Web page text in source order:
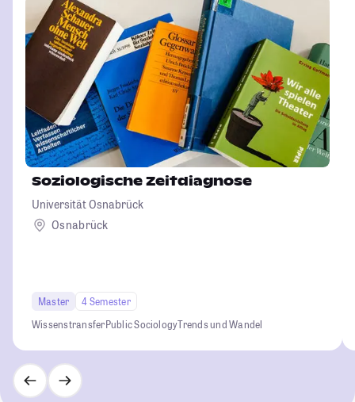
Soziologische Zeitdiagnose
Universität Osnabrück
Osnabrück
Master
4 Semester
WissenstransferPublic SociologyTrends und Wandel